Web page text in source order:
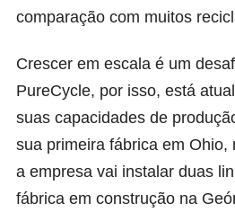
comparação com muitos
Crescer em escala é um
PureCycle, por isso, está
suas capacidades de
sua primeira fábrica em Ohio,
a empresa vai instalar duas
fábrica em construção na